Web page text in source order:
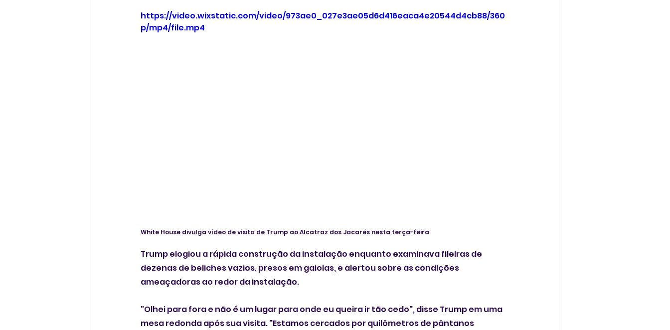
https://video.wixstatic.com/video/973ae0_027e3ae05d6d416eaca4e20544d4cb88/360
p/mp4/file.mp4
White House divulga vídeo de visita de Trump ao Alcatraz dos Jacarés nesta terça-feira
Trump elogiou a rápida construção da instalação enquanto examinava fileiras de
dezenas de beliches vazios, presos em gaiolas, e alertou sobre as condições
ameaçadoras ao redor da instalação.
"Olhei para fora e não é um lugar para onde eu queira ir tão cedo", disse Trump em uma
mesa redonda após sua visita. "Estamos cercados por quilômetros de pântanos